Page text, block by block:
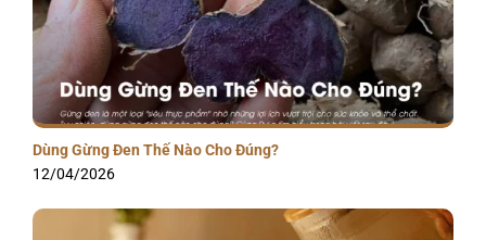
Dùng Gừng Đen Thế Nào Cho Đúng?
12/04/2026